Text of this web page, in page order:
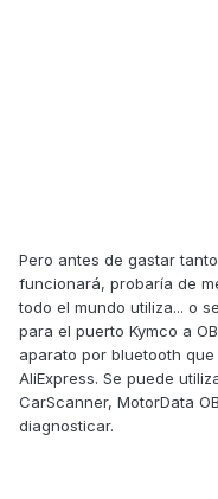
Pero antes de gastar
funcionará, probaría de
todo el mundo utiliza... o
para el puerto Kymco a
aparato por bluetooth
AliExpress. Se puede
CarScanner, MotorData
diagnosticar.